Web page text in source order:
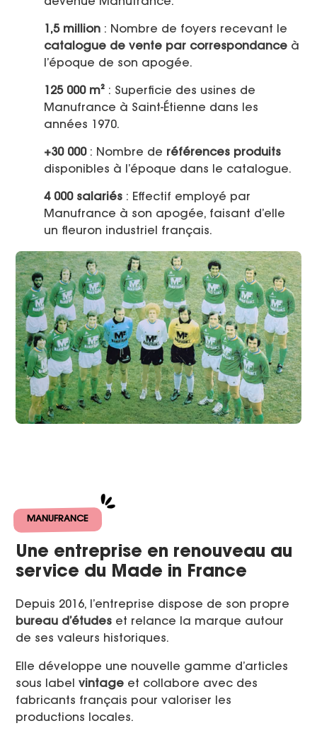
1,5 million : Nombre de foyers recevant le
catalogue de vente par correspondance à
l’époque de son apogée.
125 000 m² : Superficie des usines de
Manufrance à Saint-Étienne dans les
années 1970.
+30 000: Nombre de références produits
disponibles à l’époque dans le catalogue.
4 000 salariés : Effectif employé par
Manufrance à son apogée, faisant d’elle
un fleuron industriel français.
MANUFRANCE
Une entreprise en renouveau au
service du Made in France
Depuis 2016, l’entreprise dispose de son propre
bureau d’études et relance la marque autour
de ses valeurs historiques.
Elle développe une nouvelle gamme d’articles
sous labelvintage et collabore avec des
fabricants français pour valoriser les
productions locales.